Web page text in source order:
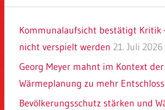
Kommunalaufsicht bestätigt Kritik
nicht verspielt werden 21. Juli 2026
Georg Meyer mahnt im Kontext
Wärmeplanung zu mehr
Bevölkerungsschutz stärken und